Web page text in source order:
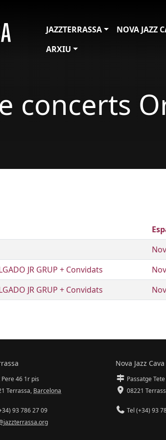
JAZZTERRASSA
NOVA JAZZ
ARXIU
concerts
JR GRUP + Convidats
JR GRUP + Convidats
Pere 46 1r pis
Terrassa, Barcelona
93 786 27 09
Nova Jazz Cava
Passatge
08221
Tel (+34) 93